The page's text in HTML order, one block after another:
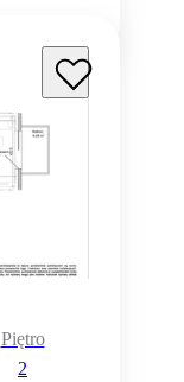
Piętro
2